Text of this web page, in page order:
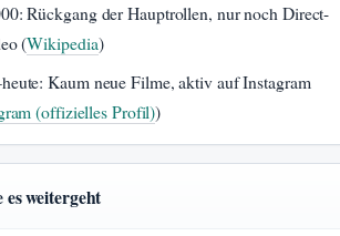
Rückgang der Hauptrollen, nur noch Direct-
(Wikipedia)
Kaum neue Filme, aktiv auf Instagram
(offizielles Profil))
es weitergeht